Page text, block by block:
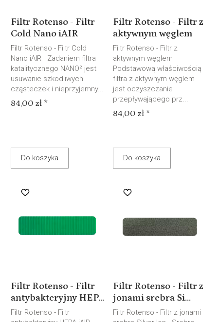
Filtr Rotenso - Filtr
Cold Nano iAIR
Filtr Rotenso - Filtr Cold
Nano iAIR Zadaniem filtra
katalitycznego NANO² jest
usuwanie szkodliwych
cząsteczek i nieprzyjemny...
84,00 zł *
Do koszyka
Filtr Rotenso - Filtr z
aktywnym węglem
Filtr Rotenso - Filtr z
aktywnym węglem
Podstawową właściwością
filtra z aktywnym węglem
jest oczyszczanie
przepływającego prz...
84,00 zł *
Do koszyka
Filtr Rotenso - Filtr
antybakteryjny HEP...
Filtr Rotenso - Filtr
Filtr Rotenso - Filtr z
jonami srebra Si...
Filtr Rotenso - Filtr z jonami